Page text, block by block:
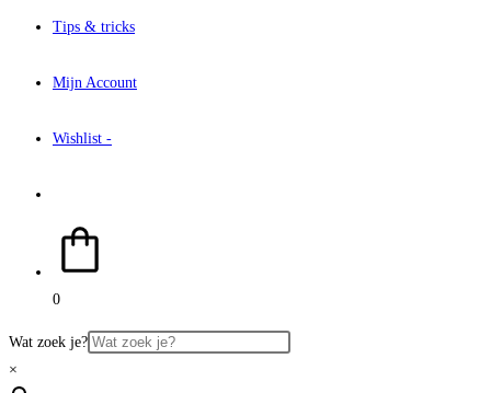
Tips & tricks
Mijn Account
Wishlist -
site
zoeken
0
Wat zoek je?
×